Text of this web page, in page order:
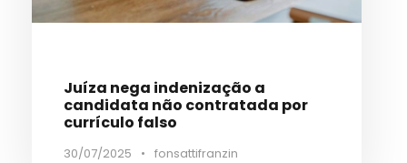
Juíza nega indenização a
candidata não contratada por
currículo falso
30/07/2025 • fonsattifranzin